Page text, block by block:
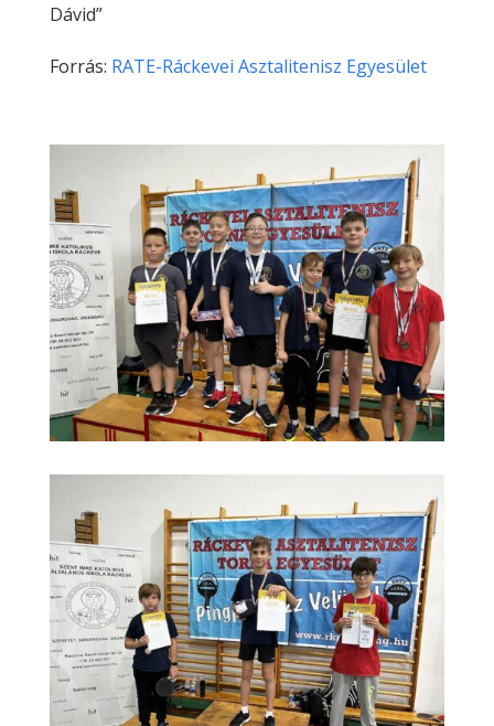
Dávid”
Forrás: RATE-Ráckevei Asztalitenisz Egyesület